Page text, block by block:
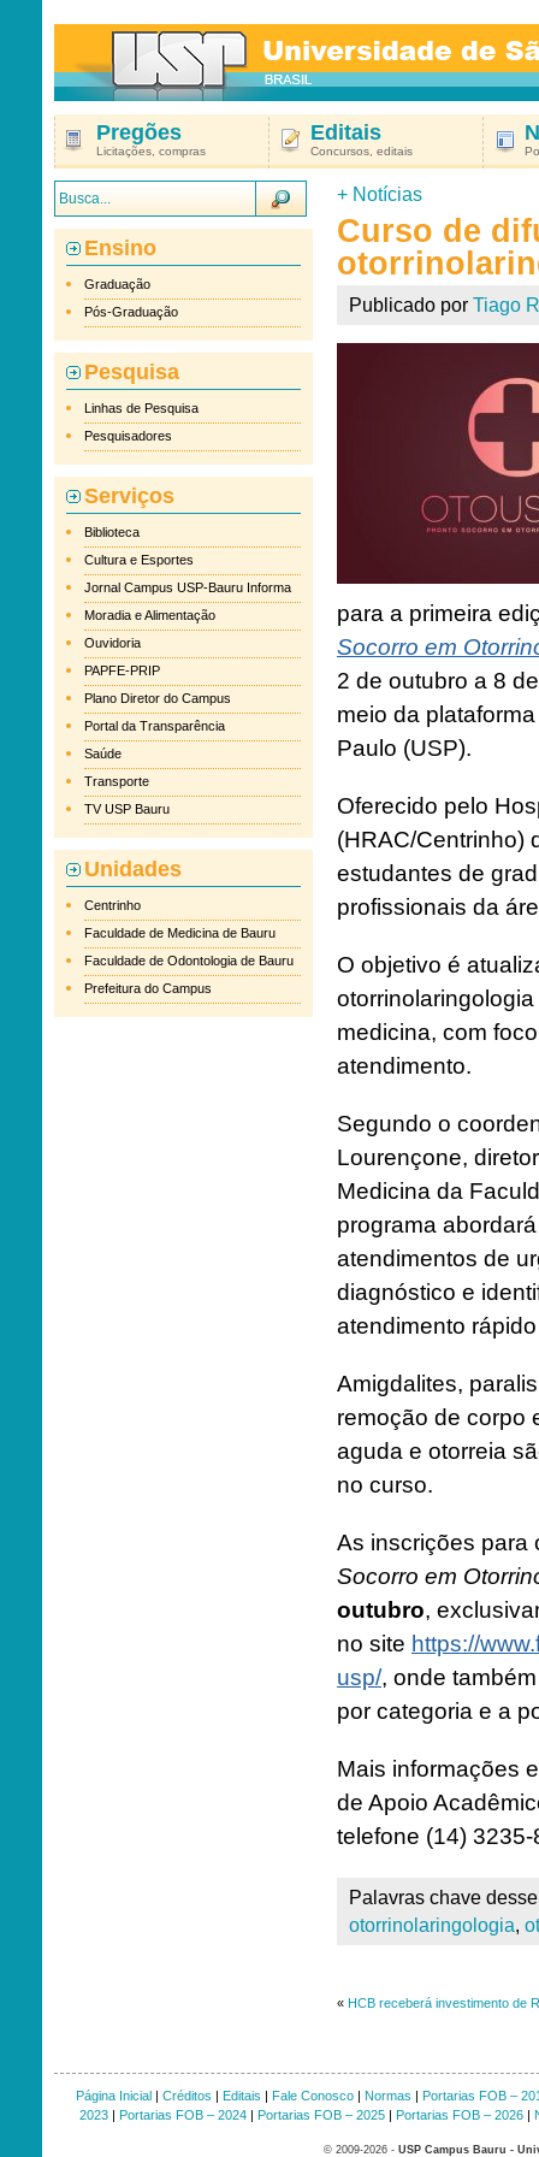
Pregões
Licitações, compras
Editais
Concursos, editais
Ensino
Graduação
Pós-Graduação
Pesquisa
Linhas de Pesquisa
Pesquisadores
Serviços
Biblioteca
Cultura e Esportes
Jornal Campus USP-Bauru Informa
Moradia e Alimentação
Ouvidoria
PAPFE-PRIP
Plano Diretor do Campus
Portal da Transparência
Saúde
Transporte
TV USP Bauru
Unidades
Centrinho
Faculdade de Medicina de Bauru
Faculdade de Odontologia de Bauru
Prefeitura do Campus
+ Notícias
Curso de
Publicado por Tiago
para a primeira
Socorro em
2 de outubro a 8
meio da
Paulo (USP).
Oferecido pelo
(HRAC/Centrinho)
estudantes de
profissionais da
O objetivo é
medicina, com
atendimento.
Segundo o
Lourençone,
Medicina da
programa
atendimentos de
diagnóstico e
atendimento
Amigdalites,
remoção de corpo
aguda e otorreia
no curso.
As inscrições
Socorro em
outubro,
no site https://
usp/, onde
por categoria e a
Mais informações
de Apoio
telefone (14) 3235-
Palavras chave
otorrinolaringologia,
« HCB receberá investimento de
Página Inicial| Créditos | Editais | Fale Conosco| Normas | Portarias FOB –
2023| Portarias FOB – 2024| Portarias FOB – 2025| Portarias FOB – 2026|
© 2009-2026 - USP Campus Bauru -